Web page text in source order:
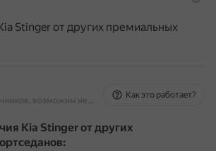
Stinger от других премиальных
На основе источников, возможны неточности
Как это работает?
Kia Stinger от других